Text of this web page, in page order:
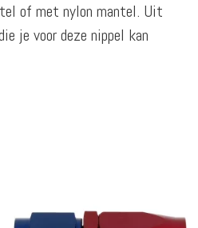
of met nylon mantel. Uit
je voor deze nippel kan